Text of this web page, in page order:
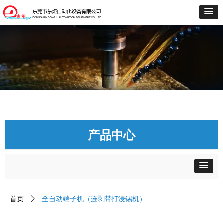
产品中心
首页 ꄲ 全自动端子机（连剥带打浸锡机）